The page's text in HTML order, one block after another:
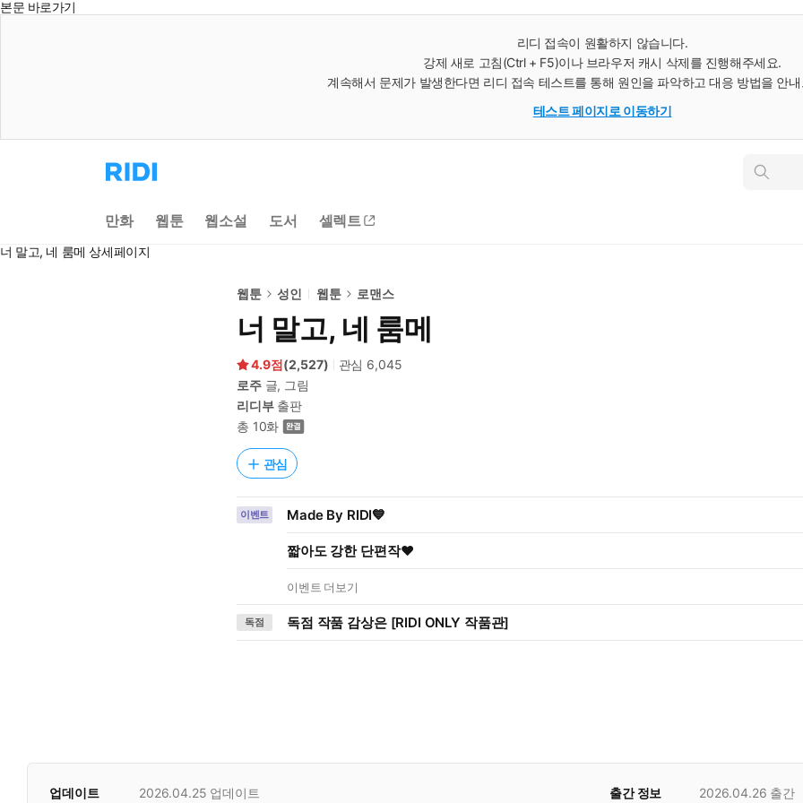
본문 바로가기
리디 접속이 원활하지 않습니다.
강제 새로 고침(Ctrl + F5)이나 브라우저 캐시 삭제를 진행해주세요.
계속해서 문제가 발생한다면 리디 접속 테스트를 통해 원인을 파악하고 대응 방법을 안
테스트 페이지로 이동하기
리
디
으
로
동
인
만화 웹툰 웹소설 도서 셀렉트
너 말고, 네 룸메 상세페이지
웹툰 성인 웹툰 로맨스
너 말고, 네 룸메
4.9 (2,527) 관심 6,045
로주글, 그림
리디부출판
총 10화
관심
이벤트 Made By RIDI💙
짧아도 강한 단편작❤️
이벤트 더보기
독점 독점 작품 감상은 [RIDI ONLY 작품관]
업데이트 2026.04.25 업데이트 출간 정보 2026.04.26 출간